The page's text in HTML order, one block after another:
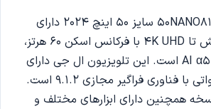
ال جی 50NANO81T سایز 50 اینچ 2024 دارای
وضوح صفحه نمایش تا 4K UHD با فرکانس اسکن 60 هرتز،
پردازنده AI α5 4K Gen7 است. این تلویزیون ال جی دارای
سیستم صوتی 20 واتی با فناوری فراگیر مجازی 9.1.2 است.
همچنین دارای ابزارهای مختلف و